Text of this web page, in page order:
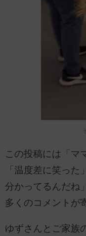
この投稿には「マ
「温度差に笑っ
分かってるんだね
多くのコメントが
ゆずさんとご家族